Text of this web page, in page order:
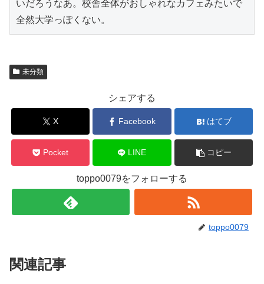
いだろうなあ。校舎全体がおしゃれなカフェみたいで
全然大学っぽくない。
未分類
シェアする
X Facebook はてブ
Pocket LINE コピー
toppo0079をフォローする
toppo0079
関連記事